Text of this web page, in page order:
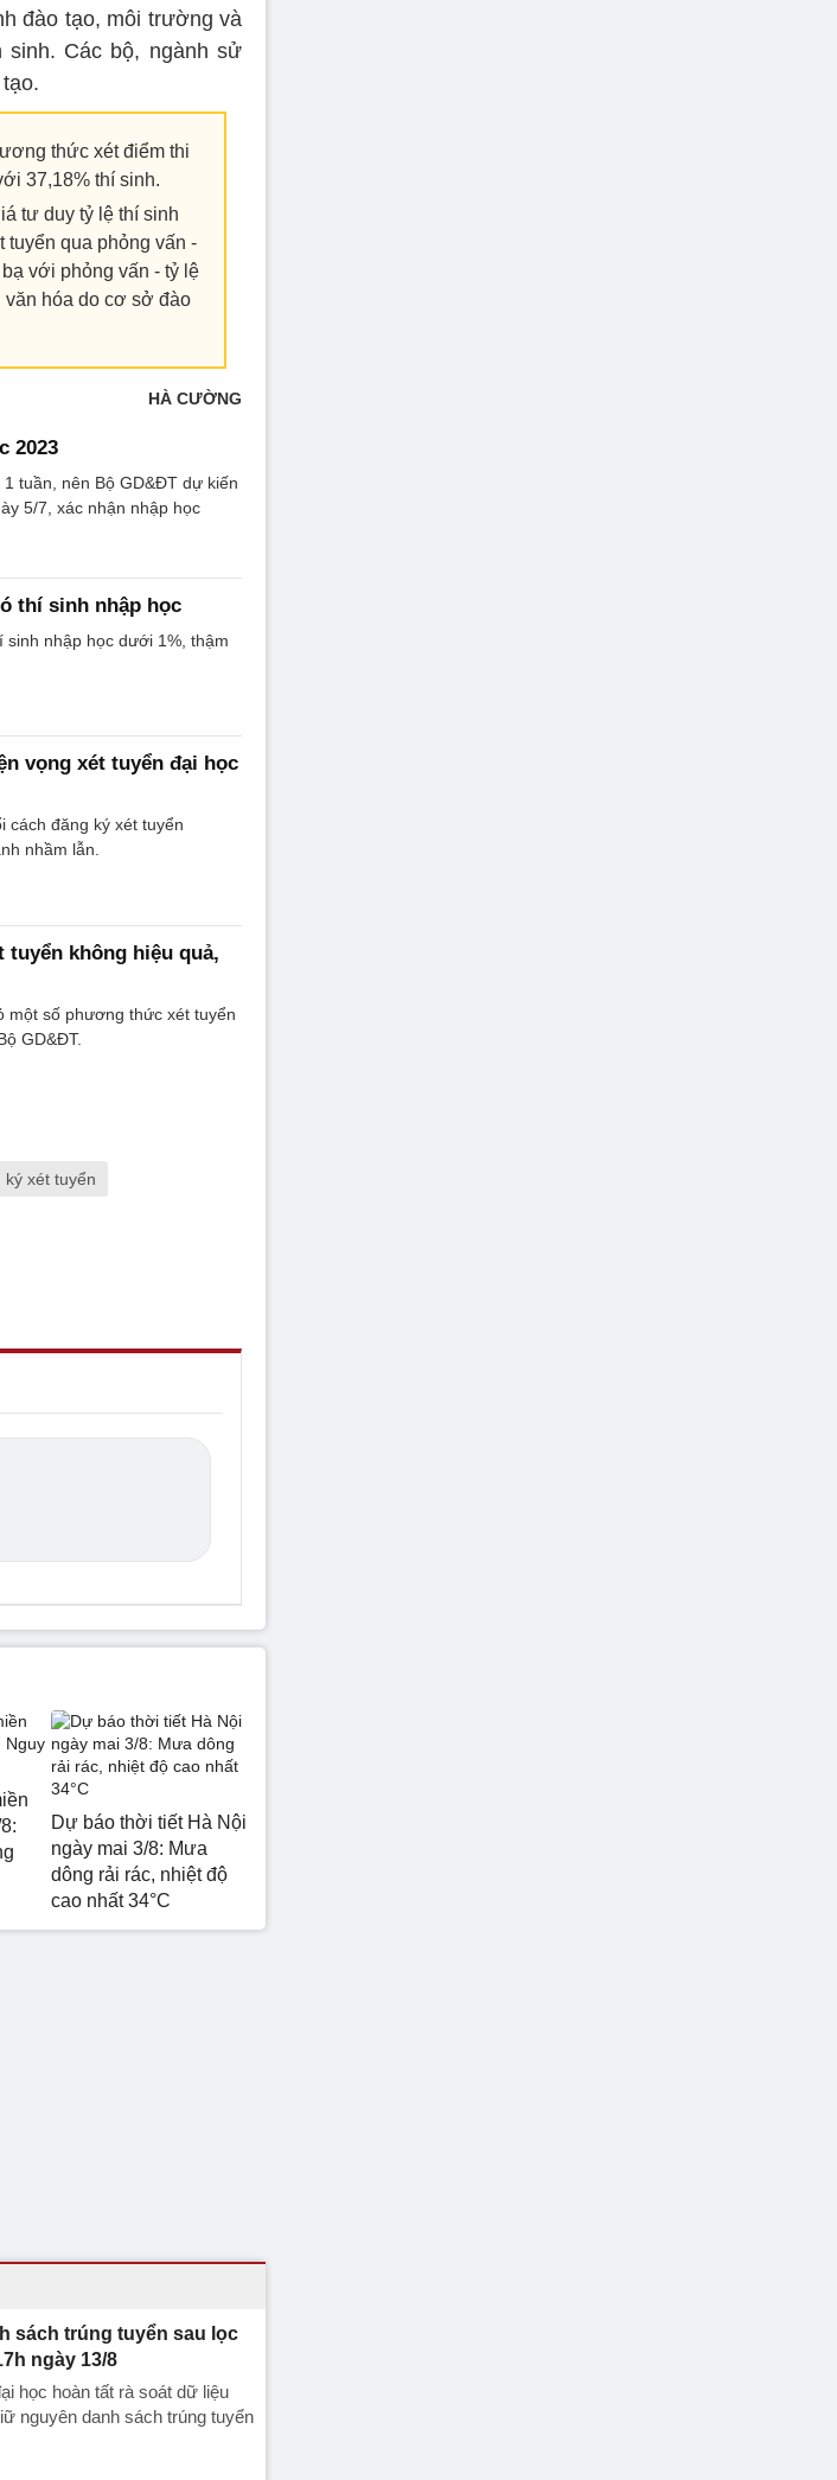
đào tạo, môi trường và
sinh. Các bộ, ngành sử
thức xét điểm thi
37,18% thí sinh.
tư duy tỷ lệ thí sinh
tuyển qua phỏng vấn -
với phỏng vấn - tỷ lệ
văn hóa do cơ sở đào
HÀ CƯỜNG
2023
tuần, nên Bộ GD&ĐT dự kiến
5/7, xác nhận nhập học
thí sinh nhập học
nhập học dưới 1%, thậm
vọng xét tuyển đại học
cách đăng ký xét tuyển
nhầm lẫn.
không hiệu quả,
một số phương thức xét tuyển
GD&ĐT.
ký xét tuyển
Dự báo thời tiết Hà Nội
ngày mai 3/8: Mưa
dông rải rác, nhiệt độ
cao nhất 34°C
sách trúng tuyển sau lọc
ngày 13/8
học hoàn tất rà soát dữ liệu
nguyên danh sách trúng tuyển